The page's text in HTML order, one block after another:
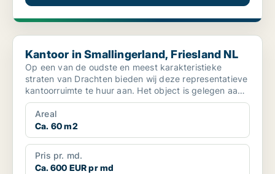
Kantoor in Smallingerland, Friesland NL
Kantoor in Smallingerland, Friesland NL
Op een van de oudste en meest karakteristieke
straten van Drachten bieden wij deze representatieve
kantoorruimte te huur aan. Het object is gelegen aan
de St...
Areal
Ca. 60 m2
Pris pr. md.
Ca. 600 EUR pr md